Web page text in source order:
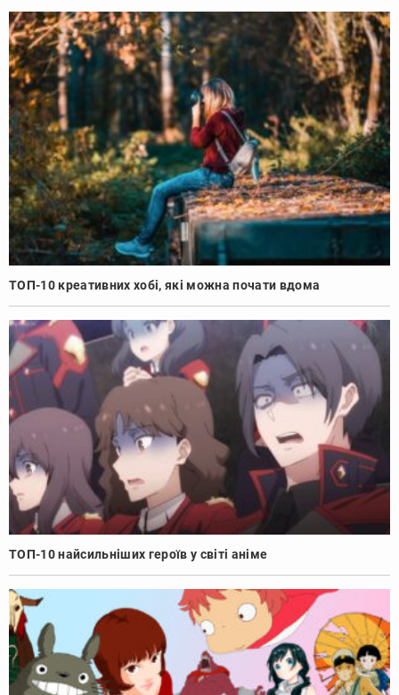
ТОП-10 креативних хобі, які можна почати вдома
ТОП-10 найсильніших героїв у світі аніме